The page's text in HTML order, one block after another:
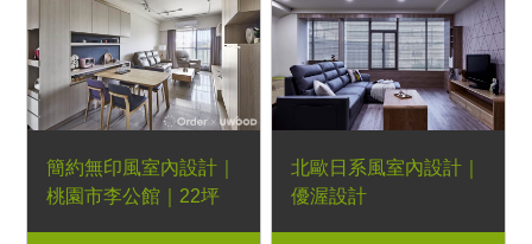
室內設計、室內裝潢、
舊屋翻新、新屋裝潢、
實木家具規劃、全室木
地板
簡約無印風室內設計｜
桃園市李公館｜22坪
3房2廳｜系統櫃、H款
北歐日系風室內設計｜
優渥設計
湖濱四抽電視櫃、大月